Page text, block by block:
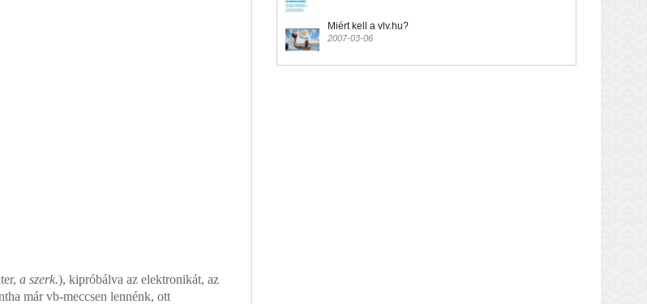
a szerk.), kipróbálva az elektronikát, az
már vb-meccsen lennénk, ott
Miért kell a vlv.hu?
2007-03-06